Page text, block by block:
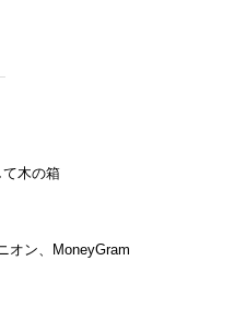
木の箱
オン、MoneyGram